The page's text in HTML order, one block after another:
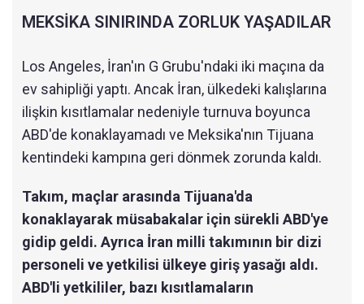
MEKSİKA SINIRINDA ZORLUK YAŞADILAR
Los Angeles, İran'ın G Grubu'ndaki iki maçına da
ev sahipliği yaptı. Ancak İran, ülkedeki kalışlarına
ilişkin kısıtlamalar nedeniyle turnuva boyunca
ABD'de konaklayamadı ve Meksika'nın Tijuana
kentindeki kampına geri dönmek zorunda kaldı.
Takım, maçlar arasında Tijuana'da
konaklayarak müsabakalar için sürekli ABD'ye
gidip geldi. Ayrıca İran milli takımının bir dizi
personeli ve yetkilisi ülkeye giriş yasağı aldı.
ABD'li yetkililer, bazı kısıtlamaların